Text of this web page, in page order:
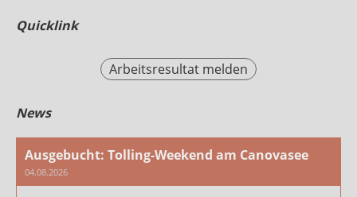
Quicklink
Arbeitsresultat melden
News
Ausgebucht: Tolling-Weekend am Canovasee
04.08.2026